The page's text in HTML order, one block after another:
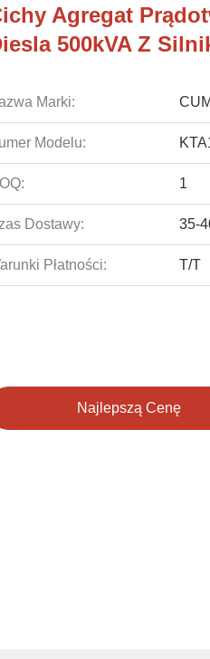
Agregat
500kVA Z
Marki:
Modelu:
1
Dostawy: 35-
Płatności: T/T
Najlepszą Cenę